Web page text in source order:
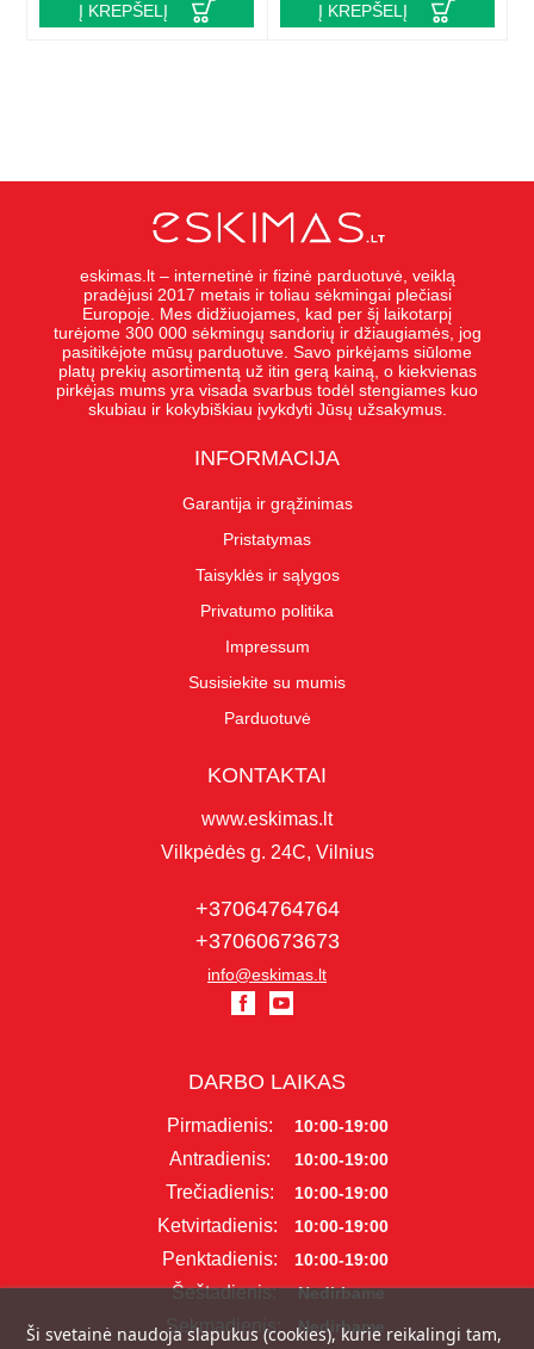
Į KREPŠELĮ Į KREPŠELĮ
eskimas.lt – internetinė ir fizinė parduotuvė, veiklą
pradėjusi 2017 metais ir toliau sėkmingai plečiasi
Europoje. Mes didžiuojames, kad per šį laikotarpį
turėjome 300 000 sėkmingų sandorių ir džiaugiamės, jog
pasitikėjote mūsų parduotuve. Savo pirkėjams siūlome
platų prekių asortimentą už itin gerą kainą, o kiekvienas
pirkėjas mums yra visada svarbus todėl stengiames kuo
skubiau ir kokybiškiau įvykdyti Jūsų užsakymus.
INFORMACIJA
Garantija ir grąžinimas
Pristatymas
Taisyklės ir sąlygos
Privatumo politika
Impressum
Susisiekite su mumis
Parduotuvė
KONTAKTAI
www.eskimas.lt
Vilkpėdės g. 24C, Vilnius
+37064764764
+37060673673
info@eskimas.lt
DARBO LAIKAS
Pirmadienis: 10:00-19:00
Antradienis: 10:00-19:00
Trečiadienis: 10:00-19:00
Ketvirtadienis: 10:00-19:00
Penktadienis: 10:00-19:00
Šeštadienis: Nedirbame
Sekmadienis: Nedirbame
Ši svetainė naudoja slapukus (cookies), kurie reikalingi tam,